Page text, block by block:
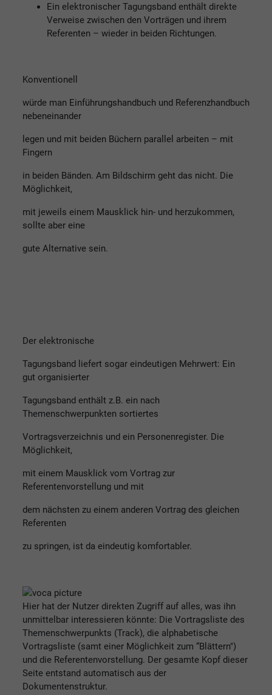
Ein elektronischer Tagungsband enthält direkte
Verweise zwischen den Vorträgen und ihrem
Referenten – wieder in beiden Richtungen.
Konventionell
würde man Einführungshandbuch und Referenzhandbuch
nebeneinander
legen und mit beiden Büchern parallel arbeiten – mit
Fingern
in beiden Bänden. Am Bildschirm geht das nicht. Die
Möglichkeit,
mit jeweils einem Mausklick hin- und herzukommen,
sollte aber eine
gute Alternative sein.
Der elektronische
Tagungsband liefert sogar eindeutigen Mehrwert: Ein
gut organisierter
Tagungsband enthält z.B. ein nach
Themenschwerpunkten sortiertes
Vortragsverzeichnis und ein Personenregister. Die
Möglichkeit,
mit einem Mausklick vom Vortrag zur
Referentenvorstellung und mit
dem nächsten zu einem anderen Vortrag des gleichen
Referenten
zu springen, ist da eindeutig komfortabler.
Hier hat der Nutzer direkten Zugriff auf alles, was ihn
unmittelbar interessieren könnte: Die Vortragsliste des
Themenschwerpunkts (Track), die alphabetische
Vortragsliste (samt einer Möglichkeit zum “Blättern")
und die Referentenvorstellung. Der gesamte Kopf dieser
Seite entstand automatisch aus der
Dokumentenstruktur.